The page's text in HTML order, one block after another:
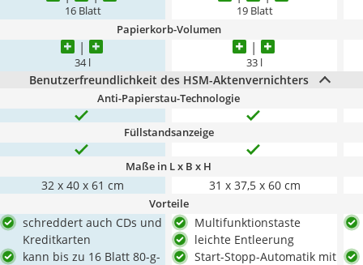
16 Blatt 19 Blatt
Papierkorb-Volumen
34 l 33 l
Benutzerfreundlichkeit des HSM-Aktenvernichters
Anti-Papierstau-Technologie
Füllstandsanzeige
Maße in L x B x H
32 x 40 x 61 cm 31 x 37,5 x 60 cm
Vorteile
schreddert auch CDs und
Kreditkarten
kann bis zu 16 Blatt 80-g-
Multifunktionstaste
leichte Entleerung
Start-Stopp-Automatik mit